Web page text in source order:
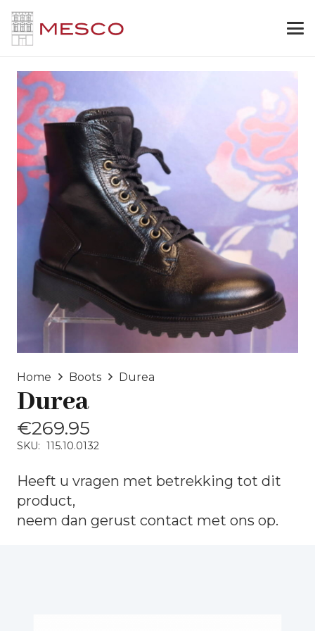
Home Boots Durea
Durea
€269.95
SKU: 115.10.0132
Heeft u vragen met betrekking tot dit
product,
neem dan gerust contact met ons op.